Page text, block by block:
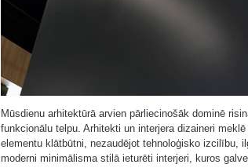
Mūsdienu arhitektūrā arvien pārliecinošāk dominē
funkcionālu telpu. Arhitekti un interjera dizaineri
elementu klātbūtni, nezaudējot tehnoloģisko izcilību,
moderni minimālisma stilā ieturēti interjeri, kuros